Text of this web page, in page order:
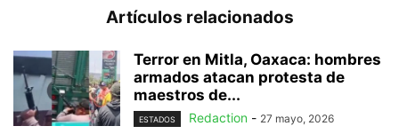
Artículos relacionados
Terror en Mitla, Oaxaca: hombres
armados atacan protesta de
maestros de...
ESTADOS Redaction - 27 mayo, 2026